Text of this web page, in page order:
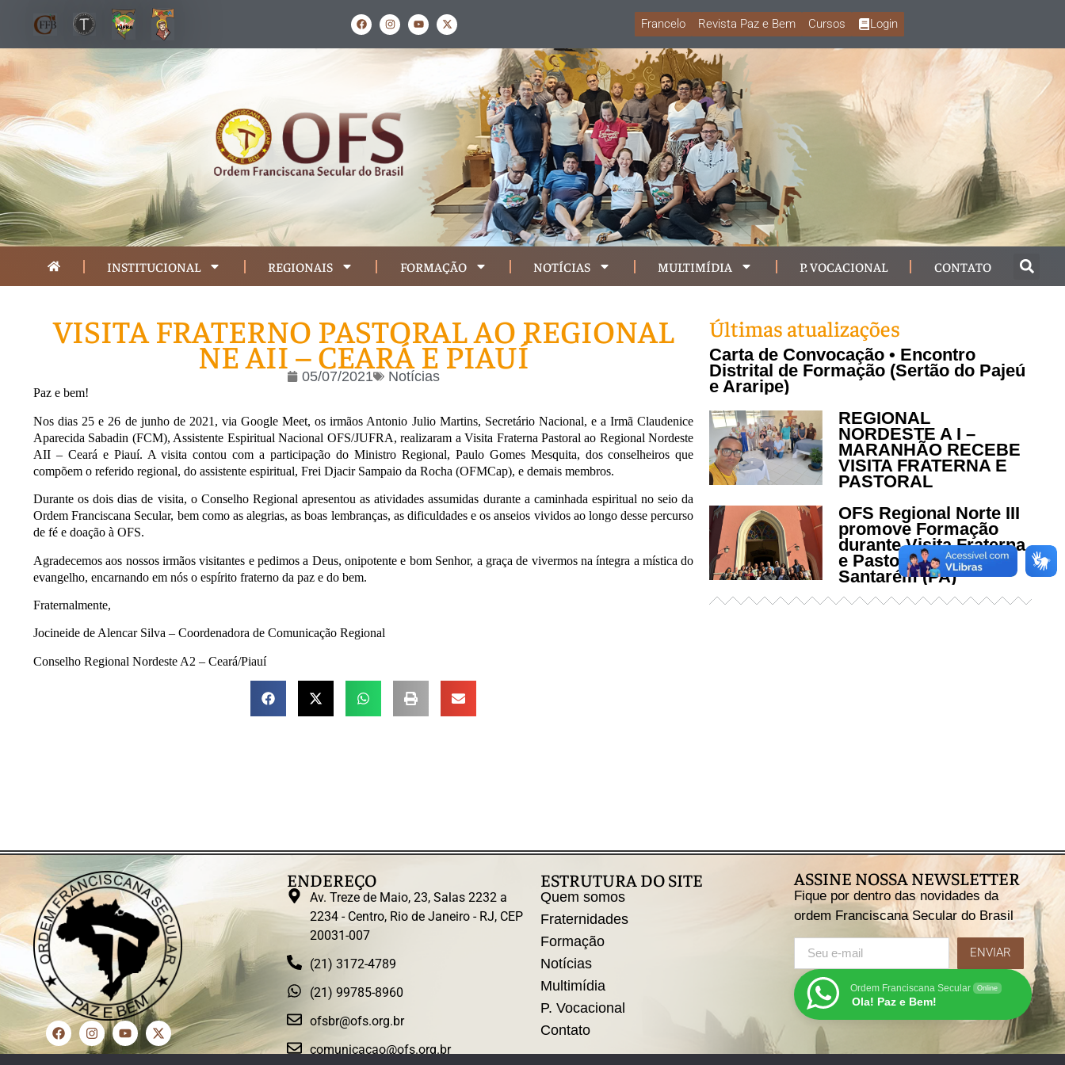
Francelo Revista Paz e Bem Cursos Login
INSTITUCIONAL REGIONAIS FORMAÇÃO NOTÍCIAS MULTIMÍDIA P. VOCACIONAL CONTATO
VISITA FRATERNO PASTORAL AO REGIONAL
NE AII – CEARÁ E PIAUÍ
05/07/2021 Notícias
Paz e bem!
Nos dias 25 e 26 de junho de 2021, via Google Meet, os irmãos Antonio Julio Martins, Secretário Nacional, e a Irmã Claudenice
Aparecida Sabadin (FCM), Assistente Espiritual Nacional OFS/JUFRA, realizaram a Visita Fraterna Pastoral ao Regional Nordeste
AII – Ceará e Piauí. A visita contou com a participação do Ministro Regional, Paulo Gomes Mesquita, dos conselheiros que
compõem o referido regional, do assistente espiritual, Frei Djacir Sampaio da Rocha (OFMCap), e demais membros.
Durante os dois dias de visita, o Conselho Regional apresentou as atividades assumidas durante a caminhada espiritual no seio da
Ordem Franciscana Secular, bem como as alegrias, as boas lembranças, as dificuldades e os anseios vividos ao longo desse percurso
de fé e doação à OFS.
Agradecemos aos nossos irmãos visitantes e pedimos a Deus, onipotente e bom Senhor, a graça de vivermos na íntegra a mística do
evangelho, encarnando em nós o espírito fraterno da paz e do bem.
Fraternalmente,
Jocineide de Alencar Silva – Coordenadora de Comunicação Regional
Conselho Regional Nordeste A2 – Ceará/Piauí
Últimas atualizações
Carta de Convocação • Encontro
Distrital de Formação (Sertão do Pajeú
e Araripe)
REGIONAL
NORDESTE A I –
MARANHÃO RECEBE
VISITA FRATERNA E
PASTORAL
OFS Regional Norte III
promove Formação
durante Visita Fraterna
e Pastoral em
Santarém (PA)
ENDEREÇO
Av. Treze de Maio, 23, Salas 2232 a
2234 - Centro, Rio de Janeiro - RJ, CEP
20031-007
(21) 3172-4789
(21) 99785-8960
ofsbr@ofs.org.br
comunicacao@ofs.org.br
ESTRUTURA DO SITE
Quem somos
Fraternidades
Formação
Notícias
Multimídia
P. Vocacional
Contato
ASSINE NOSSA NEWSLETTER
Fique por dentro das novidades da
ordem Franciscana Secular do Brasil
ENVIAR
Ordem Franciscana Secular Online
Ola! Paz e Bem!